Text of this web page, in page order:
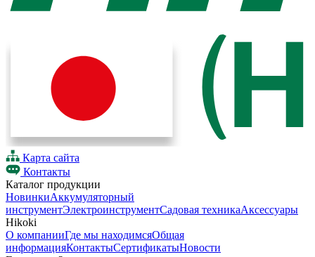
Карта сайта
Контакты
Каталог продукции
НовинкиАккумуляторный
инструментЭлектроинструментСадовая техникаАксессуары
Hikoki
О компанииГде мы находимсяОбщая
информацияКонтактыСертификатыНовости